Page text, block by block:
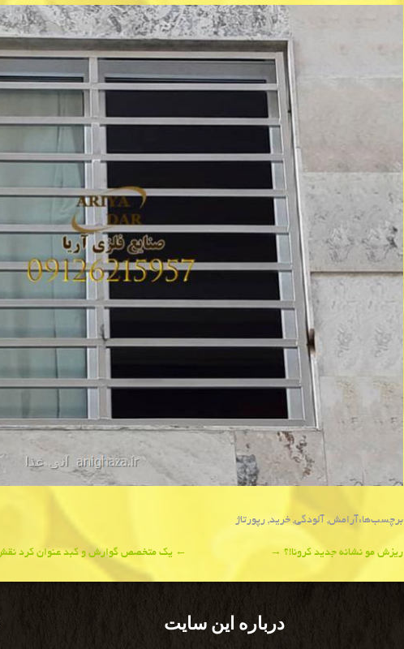
برچسب‌ها: آرامش, آلودگی, خرید, رپورتاژ
Post
← یك متخصص گوارش و كبد عنوان كرد نقش ریزش مو نشانه جدید كرونا!؟ →
درباره این سایت